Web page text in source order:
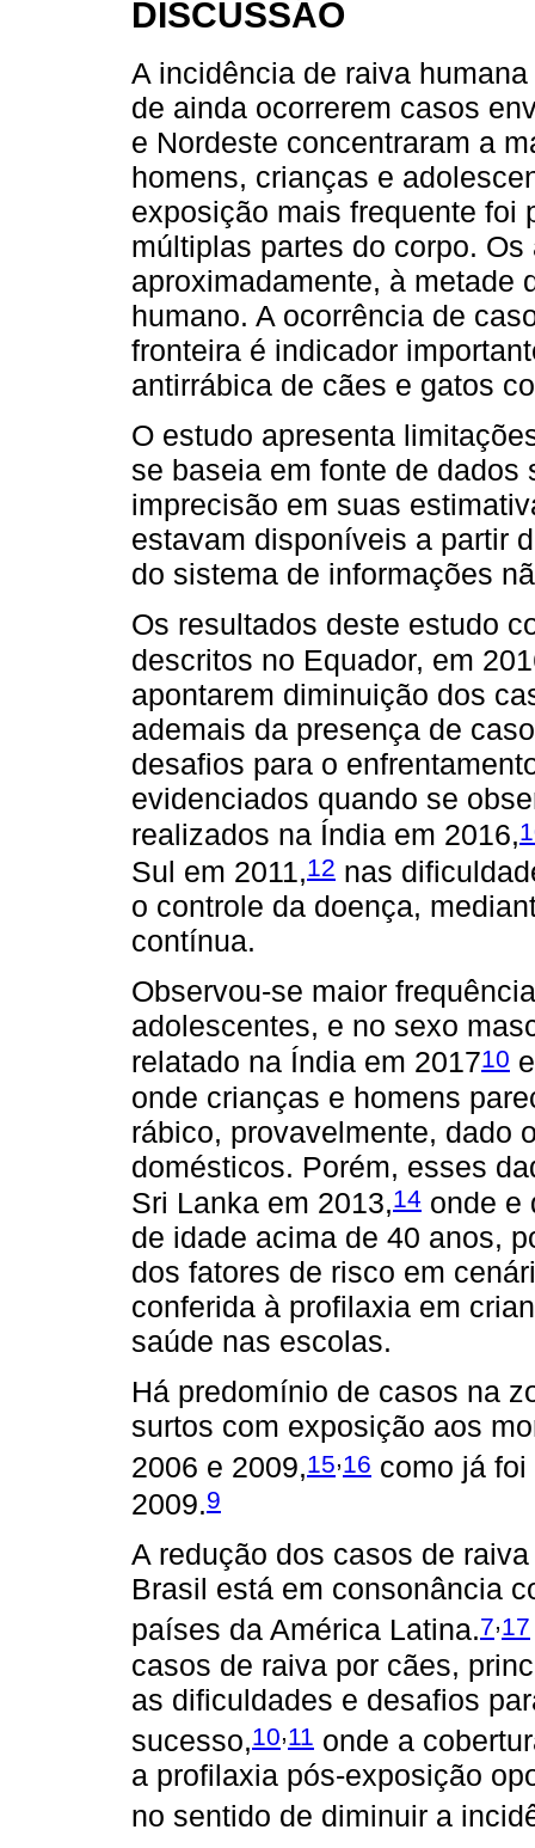
DISCUSSÃO
A incidência de raiva
de ainda ocorrerem casos
e Nordeste concentraram a
homens, crianças e
exposição mais frequente foi
múltiplas partes do corpo.
aproximadamente, à metade
humano. A ocorrência de
fronteira é indicador
antirrábica de cães e gatos
O estudo apresenta
se baseia em fonte de
imprecisão em suas
estavam disponíveis a partir
do sistema de informações
Os resultados deste estudo
descritos no Equador, em
apontarem diminuição dos
ademais da presença de
desafios para o
evidenciados quando se
realizados na Índia em 2016,
Sul em 2011,12 nas
o controle da doença,
contínua.
Observou-se maior
adolescentes, e no sexo
relatado na Índia em 201710
onde crianças e homens
rábico, provavelmente, dado
domésticos. Porém, esses
Sri Lanka em 2013,14 onde e
de idade acima de 40 anos,
dos fatores de risco em
conferida à profilaxia em
saúde nas escolas.
Há predomínio de casos na
surtos com exposição aos
2006 e 2009,15,16 como já
2009.9
A redução dos casos de
Brasil está em consonância
países da América Latina.7,17
casos de raiva por cães,
as dificuldades e desafios
sucesso,10,11 onde a
a profilaxia pós-exposição
no sentido de diminuir a